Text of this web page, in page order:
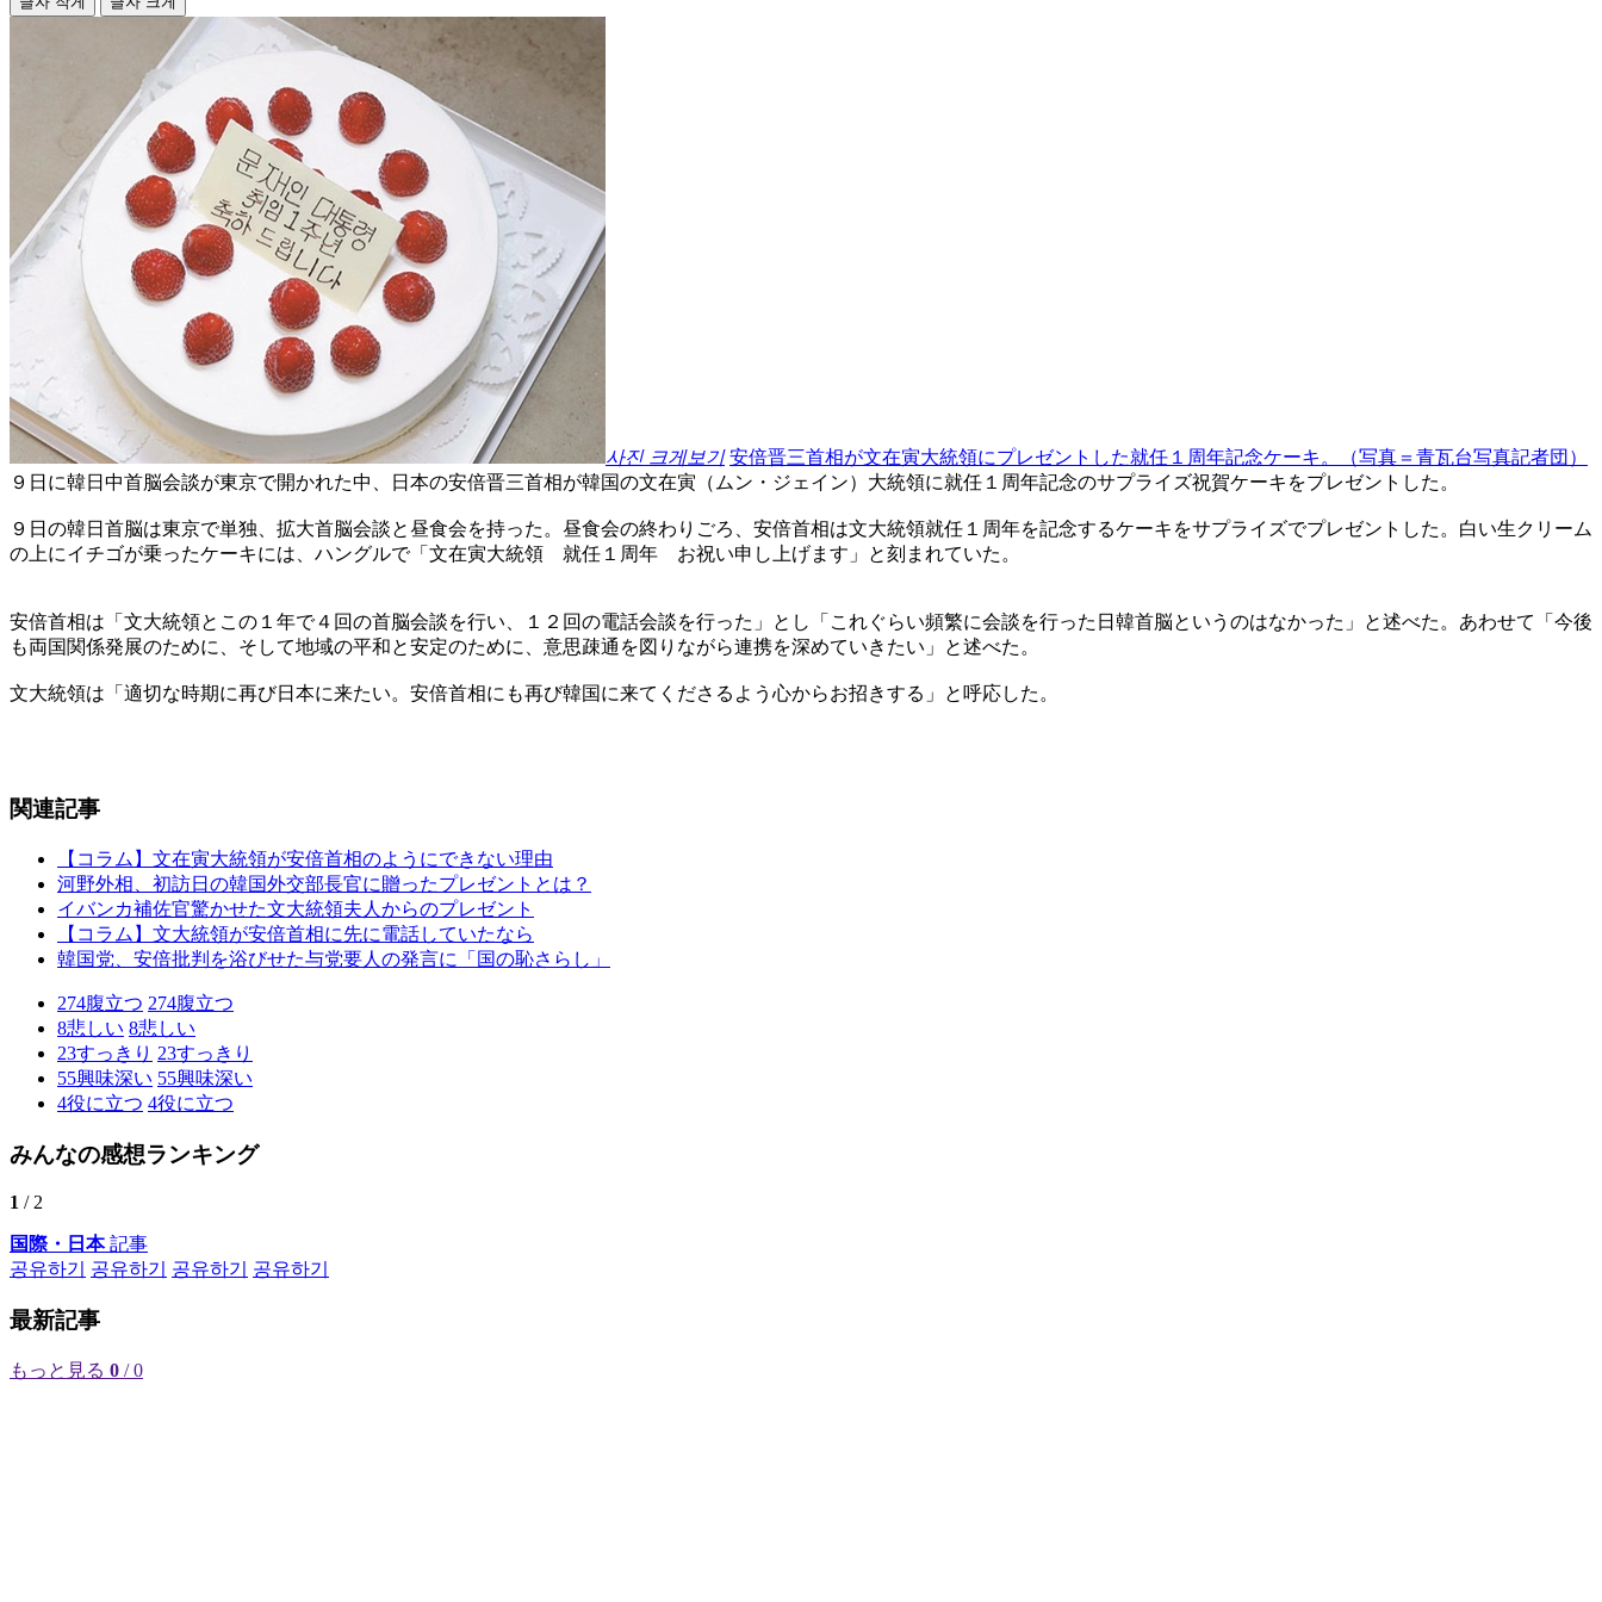
사진 크게보기 安倍晋三首相が文在寅大統領にプレゼントした就任１周年記念ケーキ。（写真＝青瓦台写真記者団）
９日に韓日中首脳会談が東京で開かれた中、日本の安倍晋三首相が韓国の文在寅（ムン・ジェイン）大統領に就任１周年記念のサプライズ祝賀ケーキをプレゼントした。
９日の韓日首脳は東京で単独、拡大首脳会談と昼食会を持った。昼食会の終わりごろ、安倍首相は文大統領就任１周年を記念するケーキをサプライズでプレゼントした。白い生クリーム
の上にイチゴが乗ったケーキには、ハングルで「文在寅大統領 就任１周年 お祝い申し上げます」と刻まれていた。
安倍首相は「文大統領とこの１年で４回の首脳会談を行い、１２回の電話会談を行った」とし「これぐらい頻繁に会談を行った日韓首脳というのはなかった」と述べた。あわせて「今後
も両国関係発展のために、そして地域の平和と安定のために、意思疎通を図りながら連携を深めていきたい」と述べた。
文大統領は「適切な時期に再び日本に来たい。安倍首相にも再び韓国に来てくださるよう心からお招きする」と呼応した。
関連記事
【コラム】文在寅大統領が安倍首相のようにできない理由
河野外相、初訪日の韓国外交部長官に贈ったプレゼントとは？
イバンカ補佐官驚かせた文大統領夫人からのプレゼント
【コラム】文大統領が安倍首相に先に電話していたなら
韓国党、安倍批判を浴びせた与党要人の発言に「国の恥さらし」
274腹立つ 274腹立つ
8悲しい 8悲しい
23すっきり 23すっきり
55興味深い 55興味深い
4役に立つ 4役に立つ
みんなの感想ランキング
1 / 2
国際・日本記事
공유하기
공유하기 공유하기 공유하기
最新記事
もっと見る 0 / 0